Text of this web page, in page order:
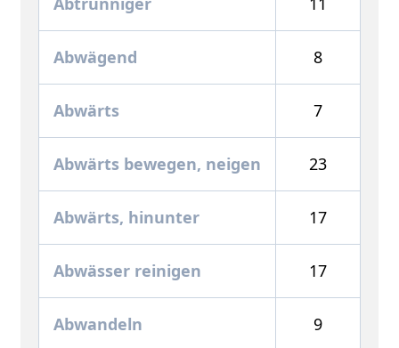
Abwägend 8
Abwärts 7
Abwärts bewegen, neigen 23
Abwärts, hinunter 17
Abwässer reinigen 17
Abwandeln 9